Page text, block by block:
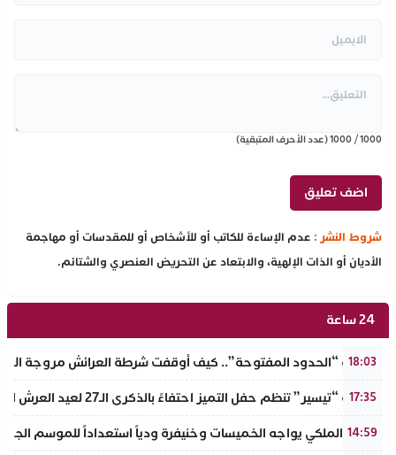
1000
/
1000(عدد الأحرف المتبقية)
شروط النشر : عدم الإساءة للكاتب أو للأشخاص أو للمقدسات أو مهاجمة
الأديان أو الذات الإلهية، والابتعاد عن التحريض العنصري والشتائم.
24 ساعة
18:03
​سيناريو “الحدود المفتوحة”.. كيف أوقفت شرطة العرائش مروجة
17:35
جمعية “تيسير” تنظم حفل التميز احتفاءً بالذكرى الـ27 لعيد العرش المجيد وتطلق مبادرة نبيلة لمحاربة الهدر المدرسي
14:59
الجيش الملكي يواجه الخميسات وخنيفرة ودياً استعداداً للموسم